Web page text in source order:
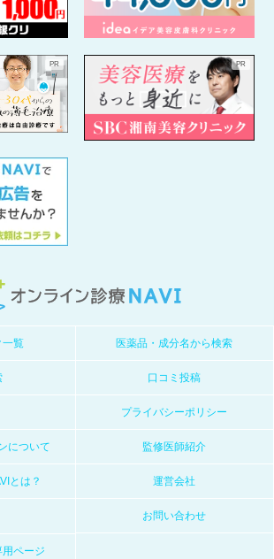
一覧 医薬品・成分名から検索
口コミ投稿
プライバシーポリシー
について 監修医師紹介
とは？ 運営会社
お問い合わせ
ページ